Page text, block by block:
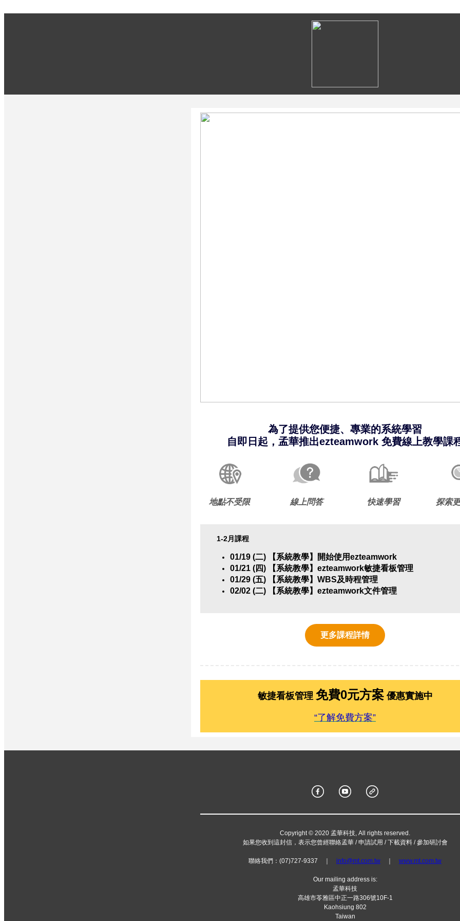
為了提供您便捷、專業的系統學習
自即日起，孟華推出ezteamwork 免費線上教學課
地點不受限 線上問答 快速學習 探索
1-2月課程
01/19 (二) 【系統教學】開始使用ezteamwork
01/21 (四) 【系統教學】ezteamwork敏捷看板管理
01/29 (五) 【系統教學】WBS及時程管理
02/02 (二)
【系統教學】ezteamwork文件管理
更多課程詳情
敏捷看板管理 免費0元方案優惠實施中
“了解免費方案”
Copyright © 2020 孟華科技, All rights reserved.
如果您收到這封信，表示您曾經聯絡孟華 / 申請試用 / 下載資料 / 參加研討會
聯絡我們：(07)727-9337 ｜ info@mt.com.tw www.mt.com.tw
Our mailing address is:
孟華科技
高雄市苓雅區中正一路306號10F-1
Kaohsiung 802
Taiwan